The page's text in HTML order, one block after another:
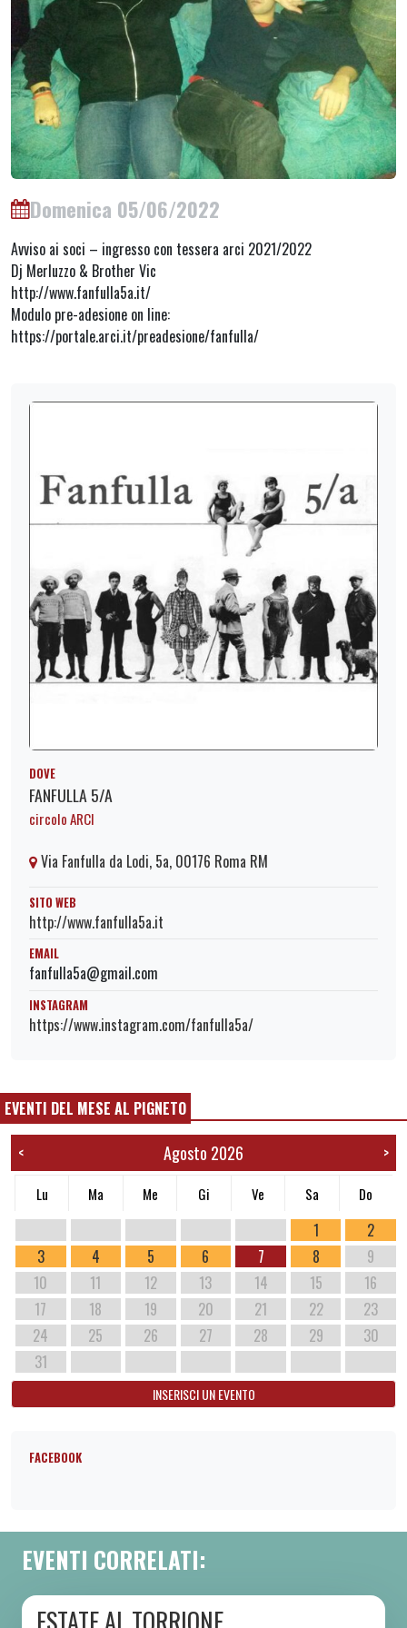
Domenica 05/06/2022
Avviso ai soci – ingresso con tessera arci 2021/2022
Dj Merluzzo & Brother Vic
http://www.fanfulla5a.it/
Modulo pre-adesione on line:
https://portale.arci.it/preadesione/fanfulla/
DOVE
FANFULLA 5/A
circolo ARCI
Via Fanfulla da Lodi, 5a, 00176 Roma RM
SITO WEB
http://www.fanfulla5a.it
EMAIL
fanfulla5a@gmail.com
INSTAGRAM
https://www.instagram.com/fanfulla5a/
EVENTI DEL MESE AL PIGNETO
< Agosto 2026 >
Lu Ma Me Gi Ve Sa Do
1
2
3
4 5 6 7 8
9
10
11 12 13 14 15
16
17
18 19 20 21 22
23
24
25 26 27 28 29
30
31
INSERISCI UN EVENTO
FACEBOOK
EVENTI CORRELATI:
DA SAB 06/06 A SAB 08/08 2026
ESTATE AL TORRIONE